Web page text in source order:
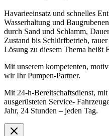
Havarieeinsatz und schnelles
Wasserhaltung und
durch Sand und Schlamm,
Zustand bis Schlürfbetrieb,
Lösung zu diesem Thema heißt
Mit unserem kompetenten,
wir Ihr Pumpen-Partner.
Mit 24-h-Bereitschaftsdienst,
ausgerüsteten Service-
Jahr, 24 Stunden – jeden Tag.